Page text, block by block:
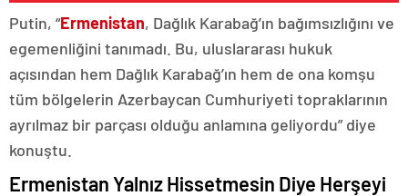
Putin, “Ermenistan, Dağlık Karabağ’ın bağımsızlığını ve
egemenliğini tanımadı. Bu, uluslararası hukuk
açısından hem Dağlık Karabağ’ın hem de ona komşu
tüm bölgelerin Azerbaycan Cumhuriyeti topraklarının
ayrılmaz bir parçası olduğu anlamına geliyordu” diye
konuştu.
Ermenistan Yalnız Hissetmesin Diye Herşeyi